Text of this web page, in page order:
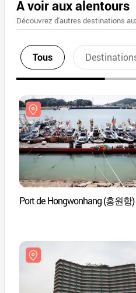
A voir aux alentours
Découvrez d'autres destinations
Tous
Port de Hongwonhang (홍원항)